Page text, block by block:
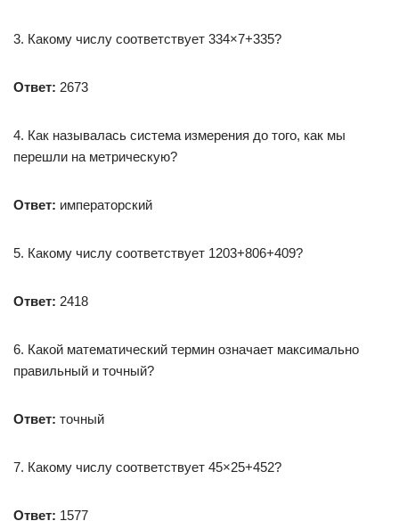
3. Какому числу соответствует 334×7+335?
Ответ: 2673
4. Как называлась система измерения до того, как мы
перешли на метрическую?
Ответ: императорский
5. Какому числу соответствует 1203+806+409?
Ответ: 2418
6. Какой математический термин означает максимально
правильный и точный?
Ответ: точный
7. Какому числу соответствует 45×25+452?
Ответ: 1577